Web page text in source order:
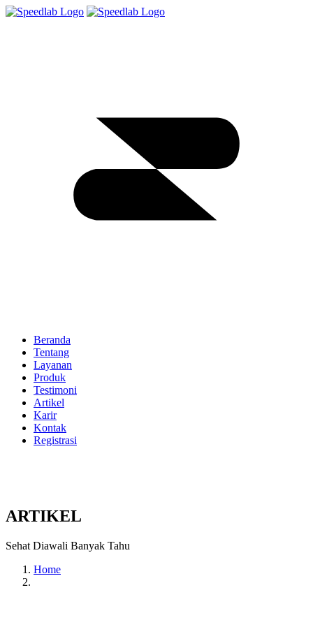
Beranda
Tentang
Layanan
Produk
Testimoni
Artikel
Karir
Kontak
Registrasi
ARTIKEL
Sehat Diawali Banyak Tahu
Home